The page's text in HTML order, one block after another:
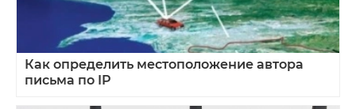
Как определить местоположение автора
письма по IP